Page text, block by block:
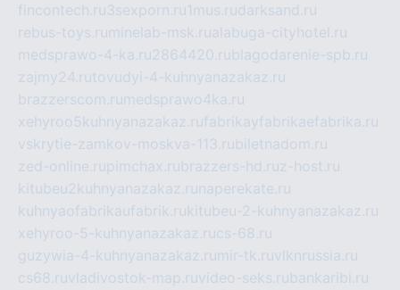
fincontech.ru3sexporn.ru1mus.rudarksand.ru
rebus-toys.ru minelab-msk.rualabuga-cityhotel.ru
medsprawo-4-ka.ru2864420.rublagodarenie-spb.ru
zajmy24.rutovudyi-4-kuhnyanazakaz.ru
brazzerscom.ru medsprawo4ka.ru
xehyroo5kuhnyanazakaz.rufabrikayfabrikaefabrika.ru
vskrytie-zamkov-moskva-113.rubiletnadom.ru
zed-online.rupimchax.rubrazzers-hd.ruz-host.ru
kitubeu2kuhnyanazakaz.ru naperekate.ru
kuhnyaofabrikaufabrik.rukitubeu-2-kuhnyanazakaz.ru
xehyroo-5-kuhnyanazakaz.rucs-68.ru
guzywia-4-kuhnyanazakaz.ru mir-tk.ruvlknrussia.ru
cs68.ruvladivostok-map.ruvideo-seks.rubankaribi.ru